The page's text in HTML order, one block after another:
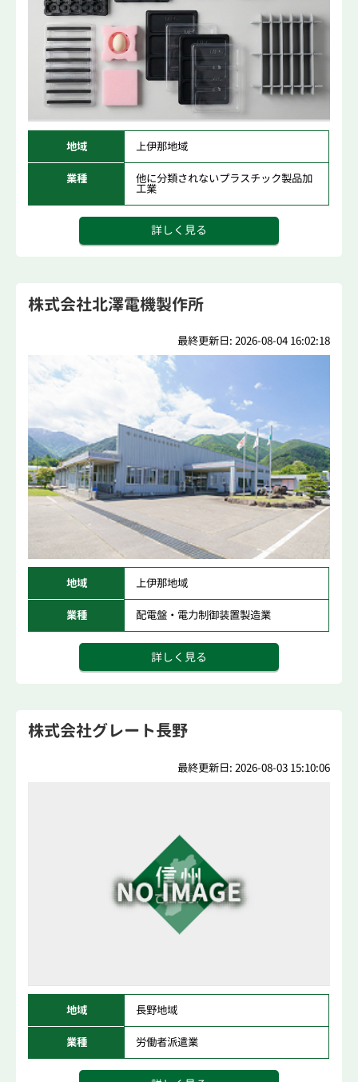
地域 上伊那地域
業種 他に分類されないプラスチック製品加
工業
詳しく見る
株式会社北澤電機製作所
最終更新日: 2026-08-04 16:02:18
地域 上伊那地域
業種 配電盤・電力制御装置製造業
詳しく見る
株式会社グレート長野
最終更新日: 2026-08-03 15:10:06
地域 長野地域
業種 労働者派遣業